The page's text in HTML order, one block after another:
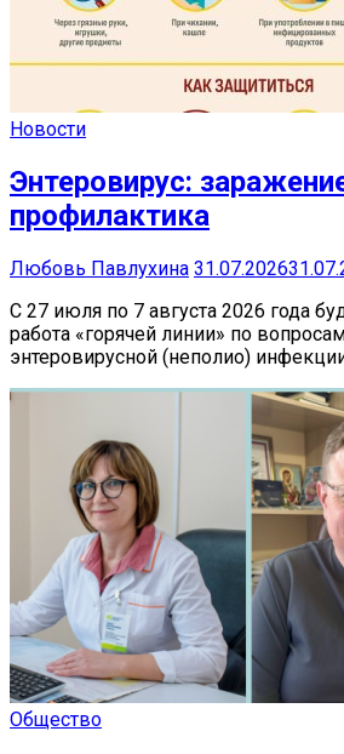
Новости
Энтеровирус:
профилактика
Любовь Павлухина 31.07.2026
С 27 июля по 7 августа 2026 года
работа «горячей линии» по
энтеровирусной (неполио)
Общество